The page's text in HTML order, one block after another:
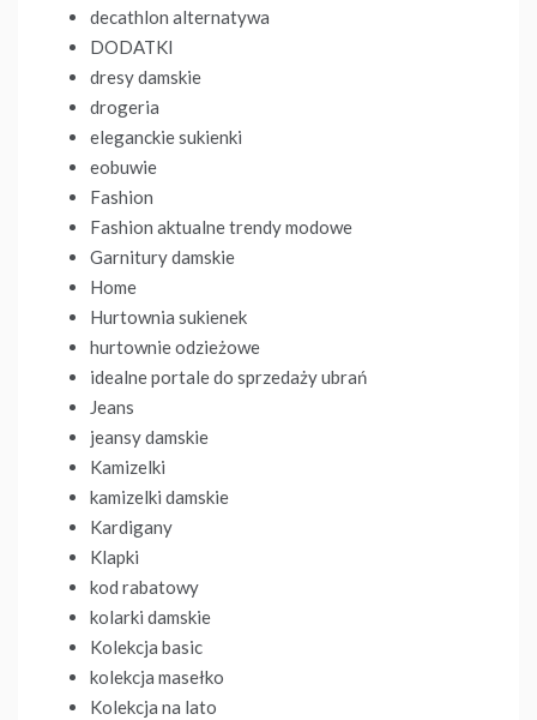
decathlon alternatywa
DODATKI
dresy damskie
drogeria
eleganckie sukienki
eobuwie
Fashion
Fashion aktualne trendy modowe
Garnitury damskie
Home
Hurtownia sukienek
hurtownie odzieżowe
idealne portale do sprzedaży ubrań
Jeans
jeansy damskie
Kamizelki
kamizelki damskie
Kardigany
Klapki
kod rabatowy
kolarki damskie
Kolekcja basic
kolekcja masełko
Kolekcja na lato